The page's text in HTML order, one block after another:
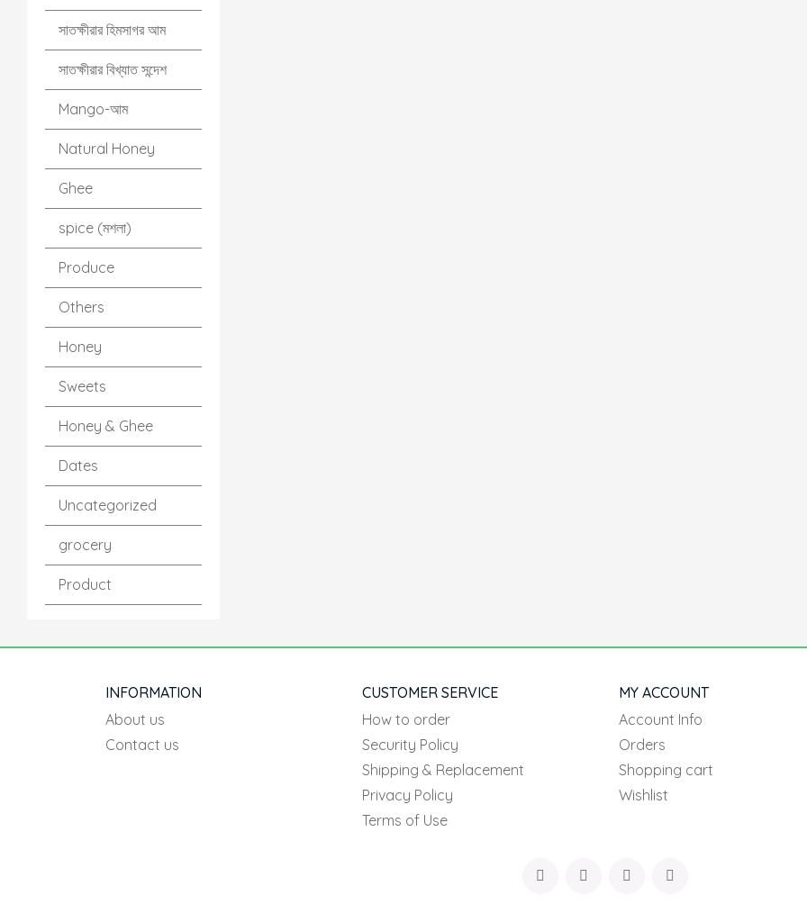
সাতক্ষীরার হিমসাগর আম
সাতক্ষীরার বিখ্যাত সন্দেশ
Mango-আম
Natural Honey
Ghee
spice (মশলা)
Produce
Others
Honey
Sweets
Honey & Ghee
Dates
Uncategorized
grocery
Product
INFORMATION
About us
Contact us
CUSTOMER SERVICE
How to order
Security Policy
Shipping & Replacement
Privacy Policy
Terms of Use
MY ACCOUNT
Account Info
Orders
Shopping cart
Wishlist